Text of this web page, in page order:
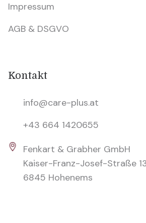
Impressum
AGB & DSGVO
Kontakt
info@care-plus.at
+43 664 1420655
Fenkart & Grabher GmbH
Kaiser-Franz-Josef-Straße
6845 Hohenems